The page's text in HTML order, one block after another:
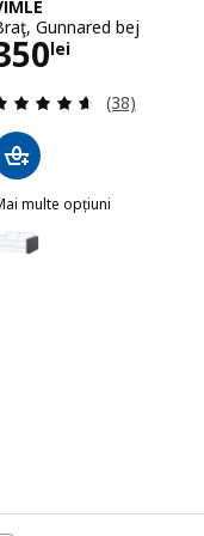
Gunnared bej
lei
350lei
Evaluare:
(38)
multe opțiuni
VIMLE, Braţ,
VIMLE, Braţ,